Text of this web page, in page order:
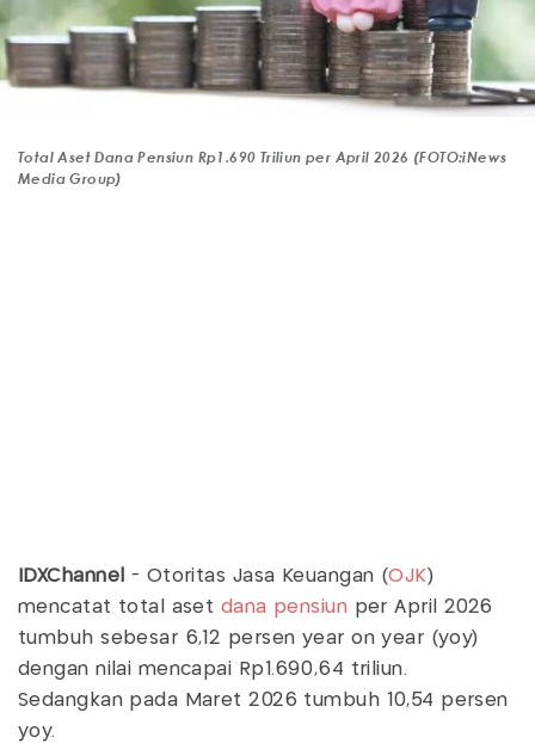
Total Aset Dana Pensiun Rp1.690 Triliun per April 2026 (FOTO:iNews
Media Group)
IDXChannel - Otoritas Jasa Keuangan (OJK)
mencatat total aset dana pensiun per April 2026
tumbuh sebesar 6,12 persen year on year (yoy)
dengan nilai mencapai Rp1.690,64 triliun.
Sedangkan pada Maret 2026 tumbuh 10,54 persen
yoy.